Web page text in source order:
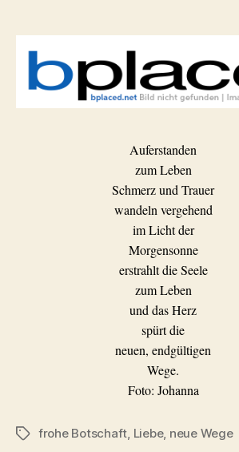
Auferstanden
zum Leben
Schmerz und Trauer
wandeln vergehend
im Licht der
Morgensonne
erstrahlt die Seele
zum Leben
und das Herz
spürt die
neuen, endgültigen
Wege.
Foto: Johanna
Schlagwörter
frohe Botschaft, Liebe, neue Wege